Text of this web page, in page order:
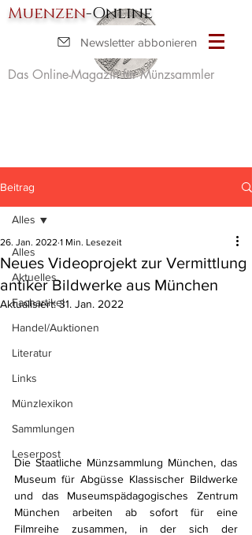
Muenzen-Online
Das Online-Magazin für Münzsammler
Newsletter abbonieren
Beitrag
Alles
Aktuelles
Fachartikel
Handel/Auktionen
Literatur
Links
Münzlexikon
Sammlungen
Leserpost
Alles
Neues Videoprojekt zur Vermittlung
antiker Bildwerke aus München
26. Jan. 2022 1 Min. Lesezeit
Aktualisiert:31. Jan. 2022
Die Staatliche Münzsammlung München, das
Museum für Abgüsse Klassischer Bildwerke
und das Museumspädagogisches Zentrum
München arbeiten ab sofort für eine
Filmreihe zusammen, in der sich der